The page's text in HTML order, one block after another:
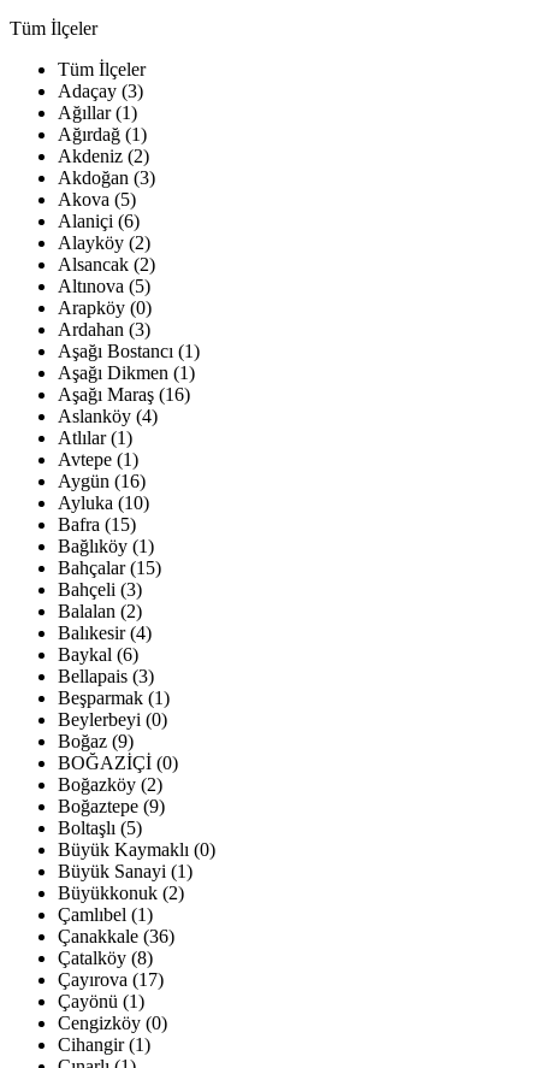
Tüm İlçeler
Tüm İlçeler
Adaçay (3)
Ağıllar (1)
Ağırdağ (1)
Akdeniz (2)
Akdoğan (3)
Akova (5)
Alaniçi (6)
Alayköy (2)
Alsancak (2)
Altınova (5)
Arapköy (0)
Ardahan (3)
Aşağı Bostancı (1)
Aşağı Dikmen (1)
Aşağı Maraş (16)
Aslanköy (4)
Atlılar (1)
Avtepe (1)
Aygün (16)
Ayluka (10)
Bafra (15)
Bağlıköy (1)
Bahçalar (15)
Bahçeli (3)
Balalan (2)
Balıkesir (4)
Baykal (6)
Bellapais (3)
Beşparmak (1)
Beylerbeyi (0)
Boğaz (9)
BOĞAZİÇİ (0)
Boğazköy (2)
Boğaztepe (9)
Boltaşlı (5)
Büyük Kaymaklı (0)
Büyük Sanayi (1)
Büyükkonuk (2)
Çamlıbel (1)
Çanakkale (36)
Çatalköy (8)
Çayırova (17)
Çayönü (1)
Cengizköy (0)
Cihangir (1)